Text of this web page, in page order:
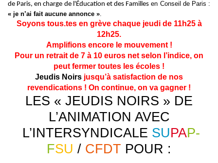
de Paris, en charge de l'Éducation et des Familles en Conseil de Paris :
« je n’ai fait aucune annonce ».
Soyons tous.tes en grève chaque jeudi de 11h25 à
12h25.
Amplifions encore le mouvement !
Pour un retrait de 7 à 10 euros net selon l’indice, on
peut fermer toutes les écoles !
Jeudis Noirs jusqu’à satisfaction de nos
revendications ! On continue, on va gagner !
LES « JEUDIS NOIRS » DE
L’ANIMATION AVEC
L’INTERSYNDICALE SUPAP-
FSU / CFDT POUR :